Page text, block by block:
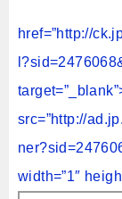
href=”http://
src=”http://
width=”1″